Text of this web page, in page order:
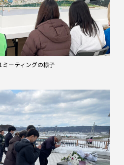
ミーティングの様子